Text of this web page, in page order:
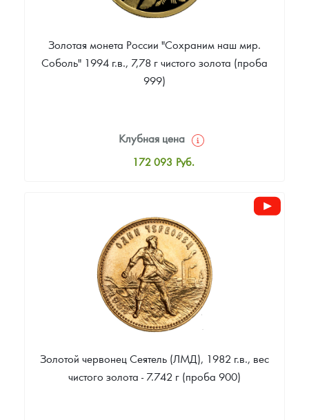
Золотая монета России "Сохраним наш мир.
Соболь" 1994 г.в., 7,78 г чистого золота (проба
999)
Клубная цена
172 093 Руб.
Цена выкупа
Звоните
Золотой червонец Сеятель (ЛМД), 1982 г.в., вес
чистого золота - 7.742 г (проба 900)